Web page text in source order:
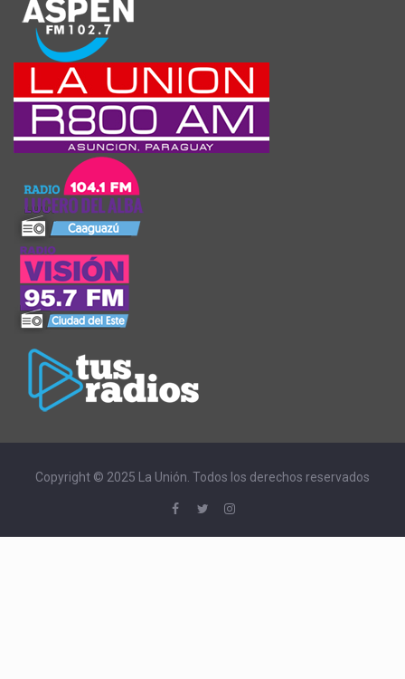
Copyright © 2025 La Unión. Todos los derechos reservados